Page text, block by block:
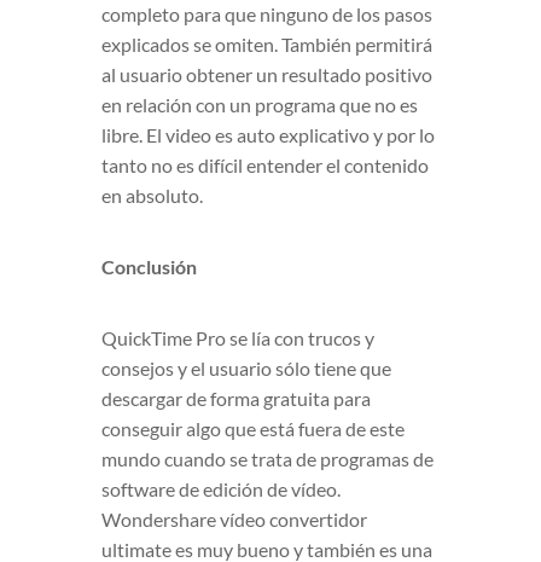
completo para que ninguno de los pasos
explicados se omiten. También permitirá
al usuario obtener un resultado positivo
en relación con un programa que no es
libre. El video es auto explicativo y por lo
tanto no es difícil entender el contenido
en absoluto.
Conclusión
QuickTime Pro se lía con trucos y
consejos y el usuario sólo tiene que
descargar de forma gratuita para
conseguir algo que está fuera de este
mundo cuando se trata de programas de
software de edición de vídeo.
Wondershare vídeo convertidor
ultimate es muy bueno y también es una